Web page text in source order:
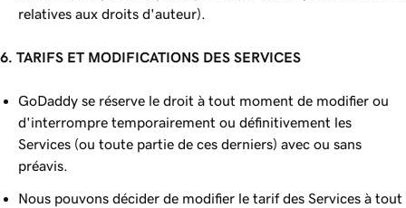
relatives aux droits d'auteur).
6. TARIFS ET MODIFICATIONS DES SERVICES
GoDaddy se réserve le droit à tout moment de modifier ou
d'interrompre temporairement ou définitivement les
Services (ou toute partie de ces derniers) avec ou sans
préavis.
Nous pouvons décider de modifier le tarif des Services à tout